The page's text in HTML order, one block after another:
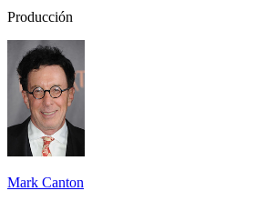
Producción
Mark Canton